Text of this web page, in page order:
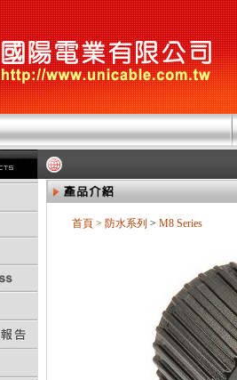
首頁 > 防水系列 > M8 Series